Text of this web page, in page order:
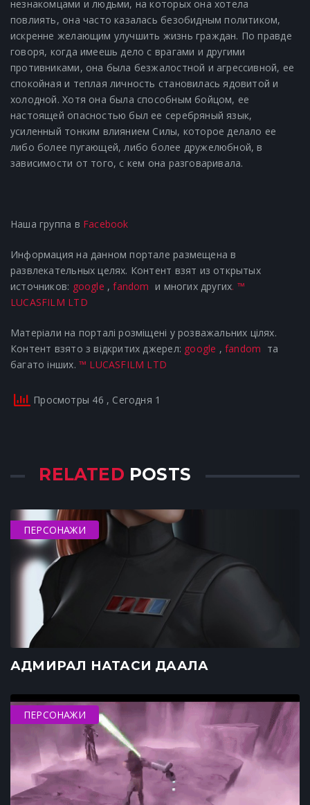
незнакомцами и людьми, на которых она хотела
повлиять, она часто казалась безобидным политиком,
искренне желающим улучшить жизнь граждан. По правде
говоря, когда имеешь дело с врагами и другими
противниками, она была безжалостной и агрессивной, ее
спокойная и теплая личность становилась ядовитой и
холодной.Хотя она была способным бойцом, ее
настоящей опасностью был ее серебряный язык,
усиленный тонким влиянием Силы, которое делало ее
либо более пугающей, либо более дружелюбной, в
зависимости от того, с кем она разговаривала.
Наша группа в Facebook
Информация на данном портале размещена в
развлекательных целях. Контент взят из открытых
источников: google ,fandom и многих других. ™
LUCASFILM LTD
Матеріали на порталі розміщені у розважальних цілях.
Контент взято з відкритих джерел: google ,fandom та
багато інших. ™ LUCASFILM LTD
Просмотры 46 , Сегодня 1
RELATED POSTS
ПЕРСОНАЖИ
АДМИРАЛ НАТАСИ ДААЛА
ПЕРСОНАЖИ